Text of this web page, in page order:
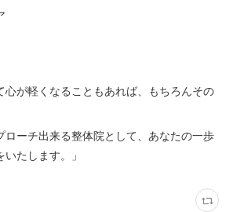
心が軽くなることもあれば、もちろんその
ーチ出来る整体院として、あなたの一歩
たします。」